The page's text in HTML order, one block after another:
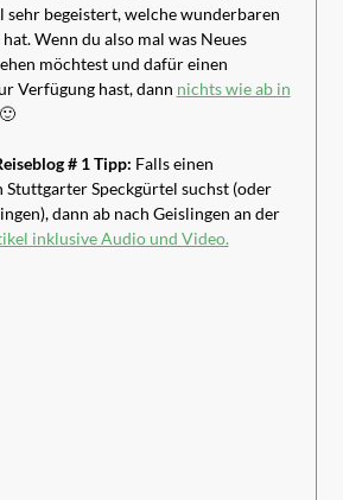
sehr begeistert, welche wunderbaren
Wenn du also mal was Neues
möchtest und dafür einen
Verfügung hast, dann nichts wie ab in
# 1 Tipp: Falls einen
Speckgürtel suchst (oder
dann ab nach Geislingen an der
inklusive Audio und Video.